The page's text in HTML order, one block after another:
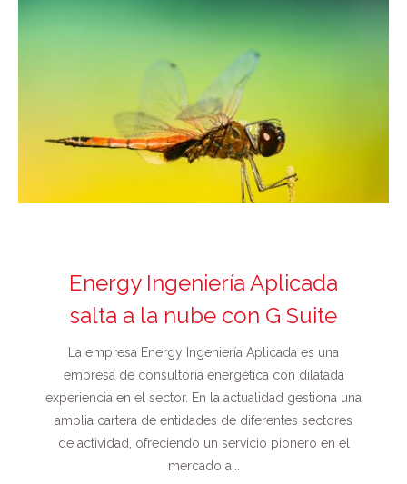
Energy Ingeniería Aplicada
salta a la nube con G Suite
La empresa Energy Ingeniería Aplicada es una
empresa de consultoría energética con dilatada
experiencia en el sector. En la actualidad gestiona una
amplia cartera de entidades de diferentes sectores
de actividad, ofreciendo un servicio pionero en el
mercado a...